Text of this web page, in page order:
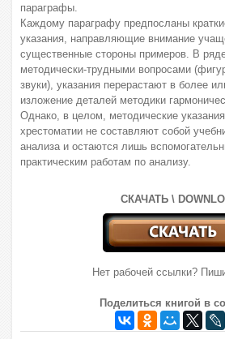
параграфы.
Каждому параграфу предпосланы
указания, направляющие внимание
существенные стороны примеров. В
методически-трудными вопросами
звуки), указания перерастают в более
изложение деталей методики
Однако, в целом, методические
хрестоматии не составляют собой
анализа и остаются лишь
практическим работам по анализу.
СКАЧАТЬ \
Нет рабочей ссылки?
Поделиться книгой в